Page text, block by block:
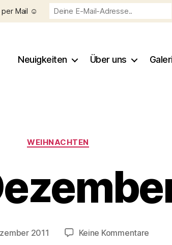
Neuigkeiten Über uns
Kategorien
WEIHNACHTEN
Beitragsautor
V
n
ri
2011 Keine Kommentare
per Mail ☺️